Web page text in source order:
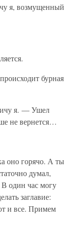
я, возмущенный
бурная
я. — Ушел
не вернется…
оно горячо. А ты
думал,
В один час могу
заглавие:
и все. Примем